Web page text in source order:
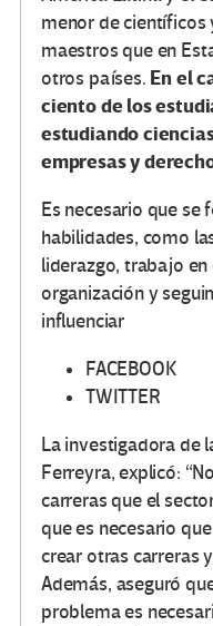
menor de
maestros que en
otros países. En el
ciento de los
estudiando
empresas y
Es necesario que
habilidades, como
liderazgo, trabajo
organización y
influenciar
FACEBOOK
TWITTER
La investigadora de
Ferreyra, explicó:
carreras que el
que es necesario
crear otras carreras
Además, aseguró
problema es